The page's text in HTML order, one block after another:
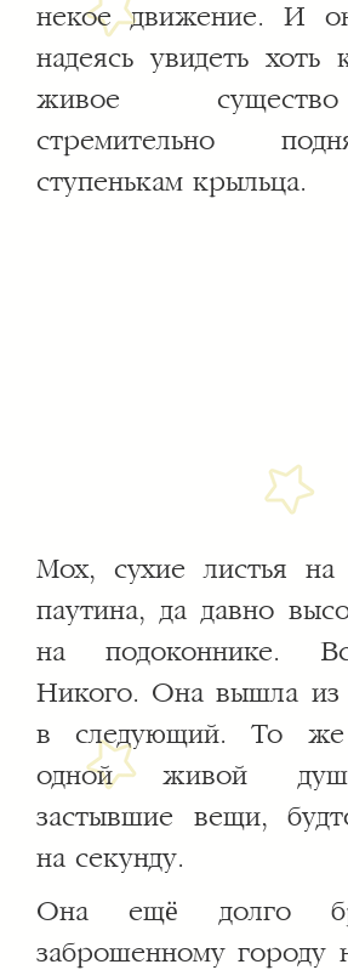
некое движение. И
надеясь увидеть хоть
живое
стремительно
ступенькам крыльца.
Мох, сухие листья на
паутина, да давно
на подоконнике.
Никого. Она вышла из
в следующий. То
одной живой
застывшие вещи,
на секунду.
Она ещё долго
заброшенному городу